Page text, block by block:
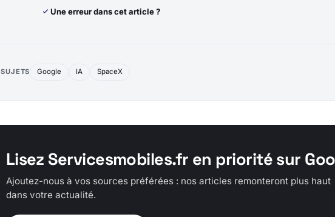
Une erreur dans cet article ?
SUJETS Google IA SpaceX
Lisez Servicesmobiles.fr en priorité sur
Ajoutez-nous à vos sources préférées : nos articles remonteront plus haut
dans votre actualité.